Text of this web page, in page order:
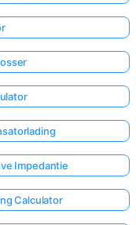
Impedantie
Calculator